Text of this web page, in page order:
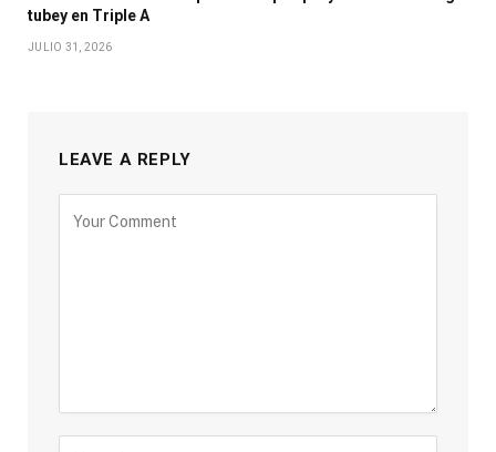
tubey en Triple A
JULIO 31, 2026
LEAVE A REPLY